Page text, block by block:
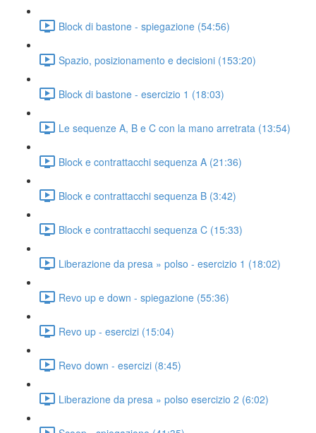
Block di bastone - spiegazione (54:56)
Spazio, posizionamento e decisioni (153:20)
Block di bastone - esercizio 1 (18:03)
Le sequenze A, B e C con la mano arretrata (13:54)
Block e contrattacchi sequenza A (21:36)
Block e contrattacchi sequenza B (3:42)
Block e contrattacchi sequenza C (15:33)
Liberazione da presa » polso - esercizio 1 (18:02)
Revo up e down - spiegazione (55:36)
Revo up - esercizi (15:04)
Revo down - esercizi (8:45)
Liberazione da presa » polso esercizio 2 (6:02)